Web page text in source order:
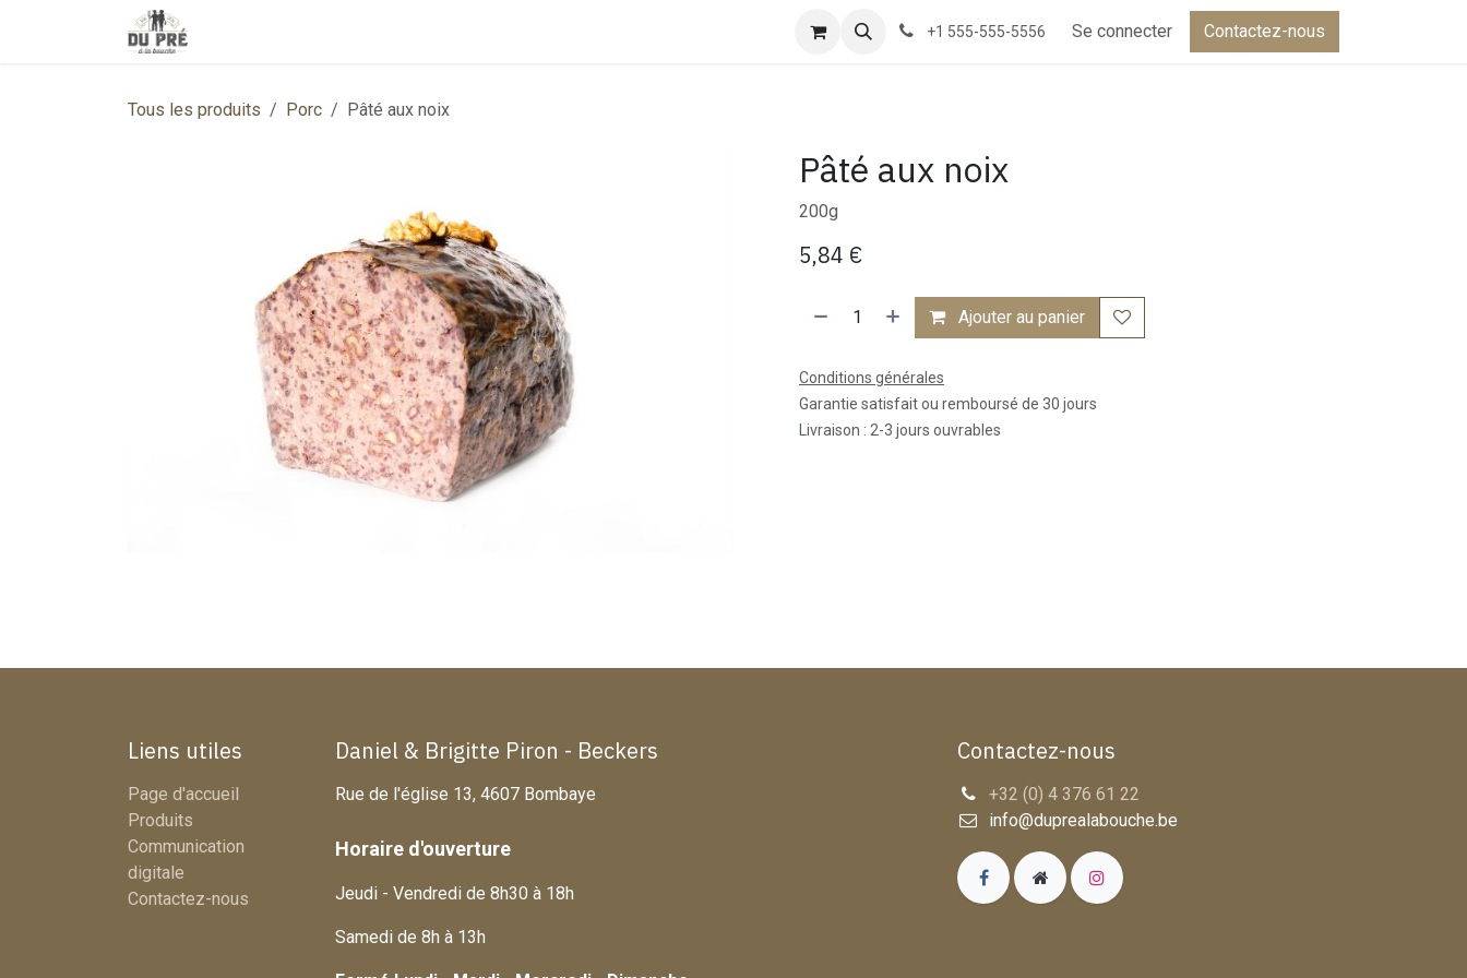
Se rendre au contenu
+1 555-555-5556 Se connecter Contactez-nous
Tous les produits Porc Pâté aux noix
Pâté aux noix
200g
5,84 €
Ajouter au panier
Conditions générales
Garantie satisfait ou remboursé de 30 jours
Livraison : 2-3 jours ouvrables
Liens utiles
Page d'accueil
Produits
Communication
digitale
Contactez-nous
Daniel & Brigitte Piron - Beckers
Rue de l'église 13, 4607 Bombaye
Horaire d'ouverture
Jeudi - Vendredi de 8h30 à 18h
Samedi de 8h à 13h
Contactez-nous
+32 (0) 4 376 61 22
info@duprealabouche.be